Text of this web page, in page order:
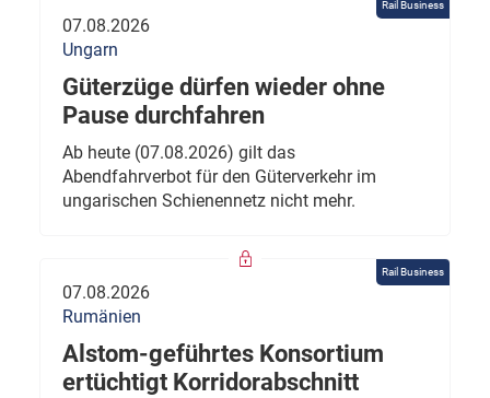
Rail Business
07.08.2026
Ungarn
Güterzüge dürfen wieder ohne
Pause durchfahren
Ab heute (07.08.2026) gilt das
Abendfahrverbot für den Güterverkehr im
ungarischen Schienennetz nicht mehr.
Rail Business
07.08.2026
Rumänien
Alstom-geführtes Konsortium
ertüchtigt Korridorabschnitt